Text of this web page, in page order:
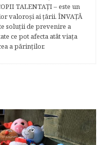
TALENTAŢI – este un
valoroși ai țării. ÎNVAŢĂ
soluţii de prevenire a
ce pot afecta atât viaţa
a părinţilor.